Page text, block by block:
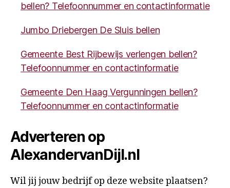
bellen? Telefoonnummer en contactinformatie
Jumbo Driebergen De Sluis bellen
Gemeente Best Rijbewijs verlengen bellen?
Telefoonnummer en contactinformatie
Gemeente Den Haag Vergunningen bellen?
Telefoonnummer en contactinformatie
Adverteren op
AlexandervanDijl.nl
Wil jij jouw bedrijf op deze website plaatsen?